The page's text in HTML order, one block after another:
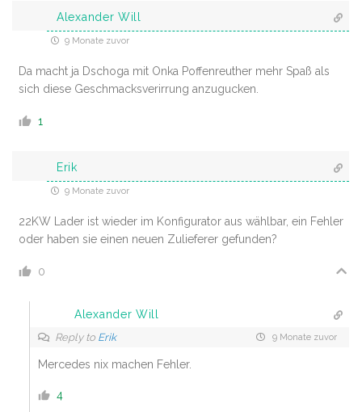
Alexander Will
9 Monate zuvor
Da macht ja Dschoga mit Onka Poffenreuther mehr Spaß als
sich diese Geschmacksverirrung anzugucken.
1
Erik
9 Monate zuvor
22KW Lader ist wieder im Konfigurator aus wählbar, ein Fehler
oder haben sie einen neuen Zulieferer gefunden?
0
Alexander Will
Reply to Erik 9 Monate zuvor
Mercedes nix machen Fehler.
4